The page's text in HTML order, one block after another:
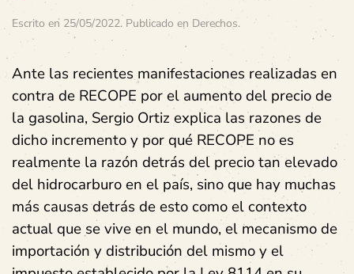
Escrito en 25/05/2022. Publicado en Derechos.
Ante las recientes manifestaciones realizadas en
contra de RECOPE por el aumento del precio de
la gasolina, Sergio Ortiz explica las razones de
dicho incremento y por qué RECOPE no es
realmente la razón detrás del precio tan elevado
del hidrocarburo en el país, sino que hay muchas
más causas detrás de esto como el contexto
actual que se vive en el mundo, el mecanismo de
importación y distribución del mismo y el